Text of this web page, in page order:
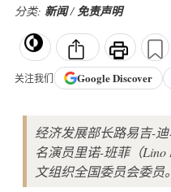
分类: 新闻/免责声明
关注我们 GoogleDiscover
经济发展部长路易吉-
名演员里诺-班菲（
文组织全国委员会委员。